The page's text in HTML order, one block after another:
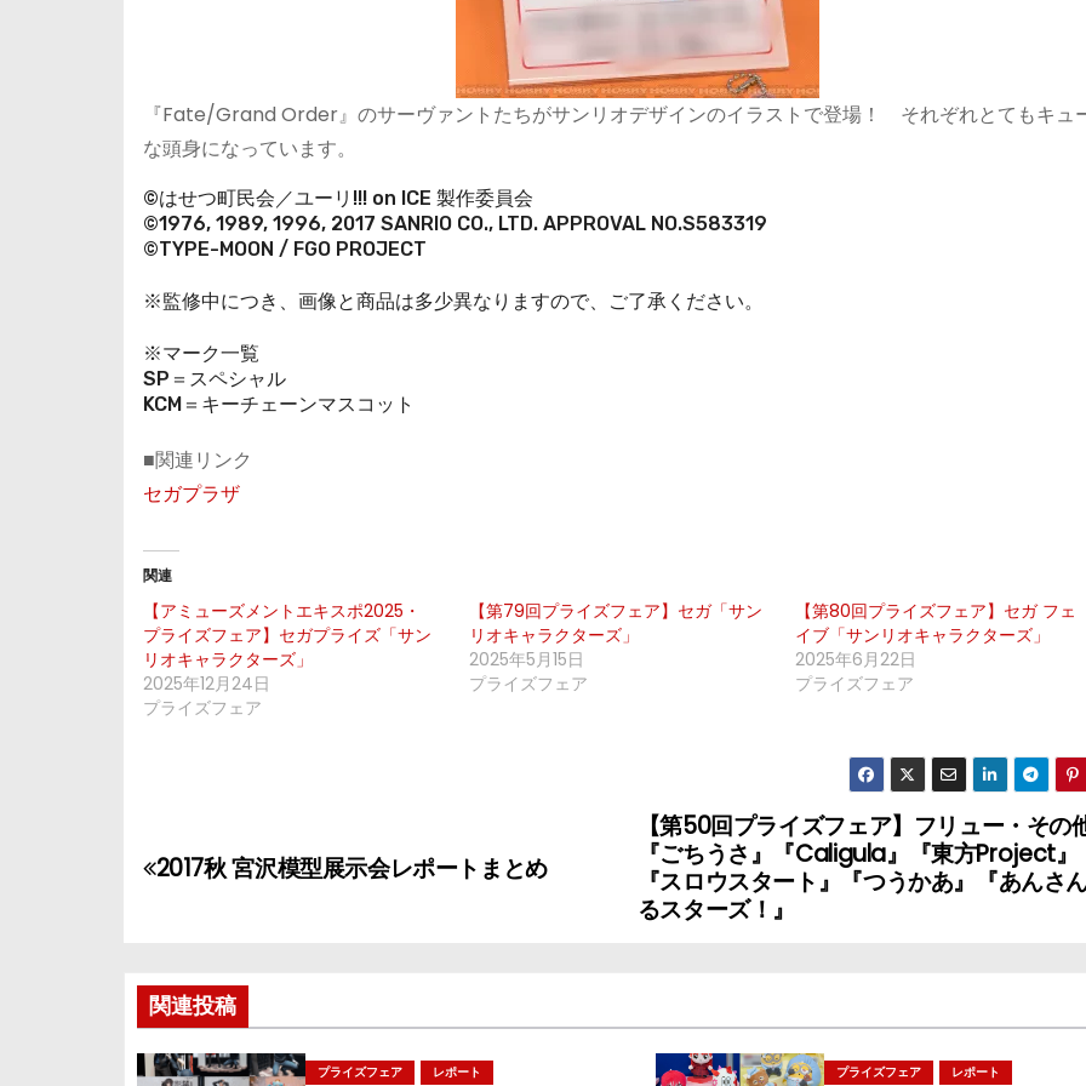
『Fate/Grand Order』のサーヴァントたちがサンリオデザインのイラストで登場！ それぞれとてもキュ
な頭身になっています。
©はせつ町民会／ユーリ!!! on ICE 製作委員会
©1976, 1989, 1996, 2017 SANRIO CO., LTD. APPROVAL NO.S583319
©TYPE-MOON / FGO PROJECT
※監修中につき、画像と商品は多少異なりますので、ご了承ください。
※マーク一覧
SP＝スペシャル
KCM＝キーチェーンマスコット
■関連リンク
セガプラザ
関連
【アミューズメントエキスポ2025・
プライズフェア】セガプライズ「サン
リオキャラクターズ」
2025年12月24日
プライズフェア
【第79回プライズフェア】セガ「サン
リオキャラクターズ」
2025年5月15日
プライズフェア
【第80回プライズフェア】セガ フェ
イブ「サンリオキャラクターズ」
2025年6月22日
プライズフェア
稿
ビ
ゲ
【第50回プライズフェア】フリュー・その
『ごちうさ』『Caligula』『東方Project』
『スロウスタート』『つうかあ』『あんさ
るスターズ！』
2017秋 宮沢模型展示会レポートまとめ
関連投稿
プライズフェア レポート プライズフェア レポート